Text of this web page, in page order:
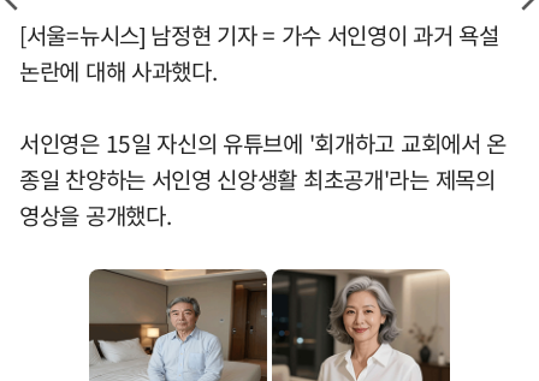
[서울=뉴시스] 남정현 기자 = 가수 서인영이 과거 욕설
논란에 대해 사과했다.
서인영은 15일 자신의 유튜브에 '회개하고 교회에서 온
종일 찬양하는 서인영 신앙생활 최초공개'라는 제목의
영상을 공개했다.